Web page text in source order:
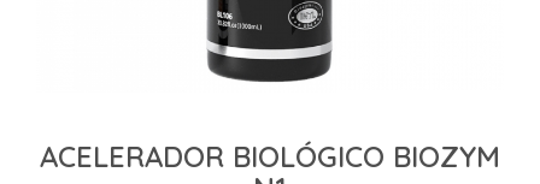
ACELERADOR BIOLÓGICO BIOZYM